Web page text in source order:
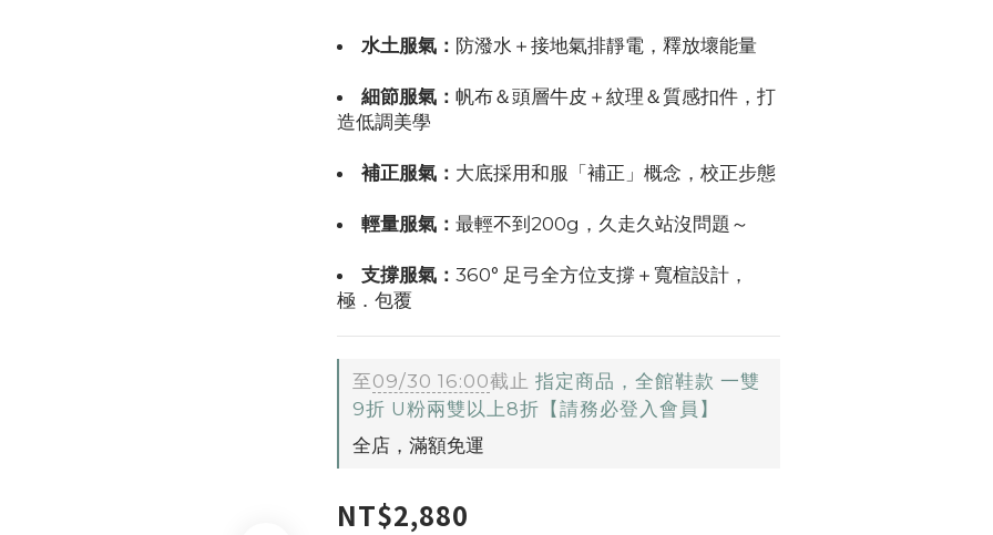
水土服氣： 防潑水＋接地氣排靜電，釋放壞能量
細節服氣：帆布＆頭層牛皮＋紋理＆質感扣件，打
造低調美學
補正服氣： 大底採用和服「補正」概念，校正步態
輕量服氣：最輕不到200g，久走久站沒問題～
支撐服氣：360° 足弓全方位支撐＋寬楦設計，
極．包覆
至09/30 16:00截止 指定商品，全館鞋款 一雙
9折 U粉兩雙以上8折【請務必登入會員】
全店，滿額免運
NT$2,880